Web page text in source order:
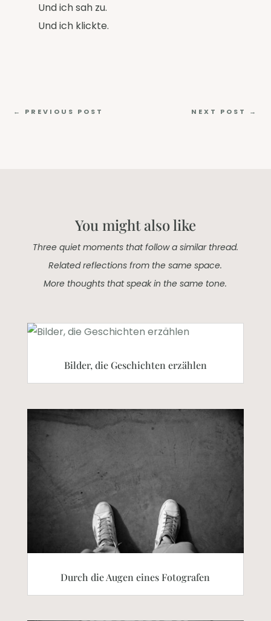
Und ich sah zu.
Und ich klickte.
← PREVIOUS POST NEXT POST →
You might also like
Three quiet moments that follow a similar thread.
Related reflections from the same space.
More thoughts that speak in the same tone.
Bilder, die Geschichten erzählen
Durch die Augen eines Fotografen